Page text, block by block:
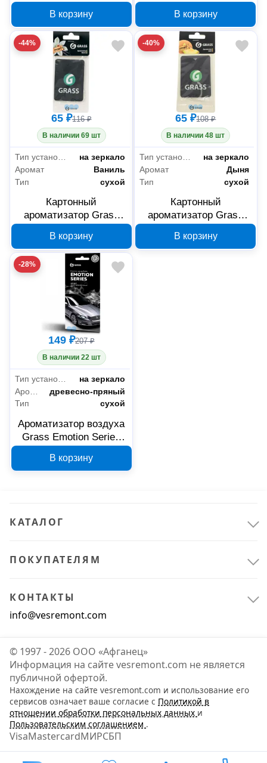
В корзину В корзину
-44%
65 ₽116 ₽
В наличии 69 шт
на зеркало
Аромат
Ваниль
Тип
сухой
Картонный
ароматизатор Grass
В корзину
-40%
65 ₽108 ₽
В наличии 48 шт
Тип установки
на зеркало
Аромат
Дыня
Тип
сухой
Картонный
ароматизатор Grass
В корзину
-28%
149 ₽207 ₽
В наличии 22 шт
на зеркало
древесно-пряный
Тип
сухой
Ароматизатор воздуха
Grass Emotion Series
В корзину
КАТАЛОГ
ПОКУПАТЕЛЯМ
КОНТАКТЫ
info@vesremont.com
© 1997 - 2026 ООО «Афганец»
Информация на сайте vesremont.com не является
публичной офертой.
Нахождение на сайте vesremont.com и использование его
сервисов означает ваше согласие с Политикой в
отношении обработки персональных данных и
Пользовательским соглашением .
VisaMastercardМИРСБП